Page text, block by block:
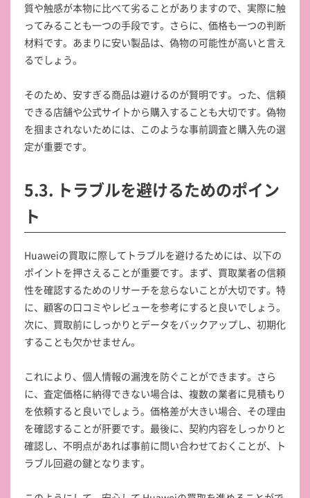
質や触感が本物に比べて劣ることがありますので、実際に触
ってみることも一つの手段です。さらに、価格も一つの判断
材料です。あまりに安い製品は、偽物の可能性が高いと言え
るでしょう。
そのため、安すぎる商品は避けるのが賢明です。った、信頼
できる店舗や公式サイトから購入することも大切です。偽物
を掴まされないためには、このような事前調査と購入先の選
定が重要です。
5.3. トラブルを避けるためのポイン
ト
Huaweiの買取に際してトラブルを避けるためには、以下の
ポイントを押さえることが重要です。まず、買取業者の信頼
性を確認するためのリサーチを怠らないことが大切です。特
に、顧客の口コミやレビューを参考にすると良いでしょう。
次に、買取前にしっかりとデータをバックアップし、初期化
することも欠かせません。
これにより、個人情報の漏洩を防ぐことができます。さら
に、査定価格に納得できない場合は、複数の業者に見積もり
を依頼すると良いでしょう。価格差が大きい場合、その理由
を確認することが肝要です。最後に、契約内容をしっかりと
確認し、不明点があれば事前に問い合わせておくことが、ト
ラブル回避の鍵となります。